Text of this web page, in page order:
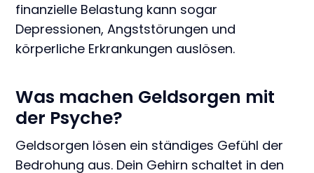
finanzielle Belastung kann sogar
Depressionen, Angststörungen und
körperliche Erkrankungen auslösen.
Was machen Geldsorgen mit
der Psyche?
Geldsorgen lösen ein ständiges Gefühl der
Bedrohung aus. Dein Gehirn schaltet in den